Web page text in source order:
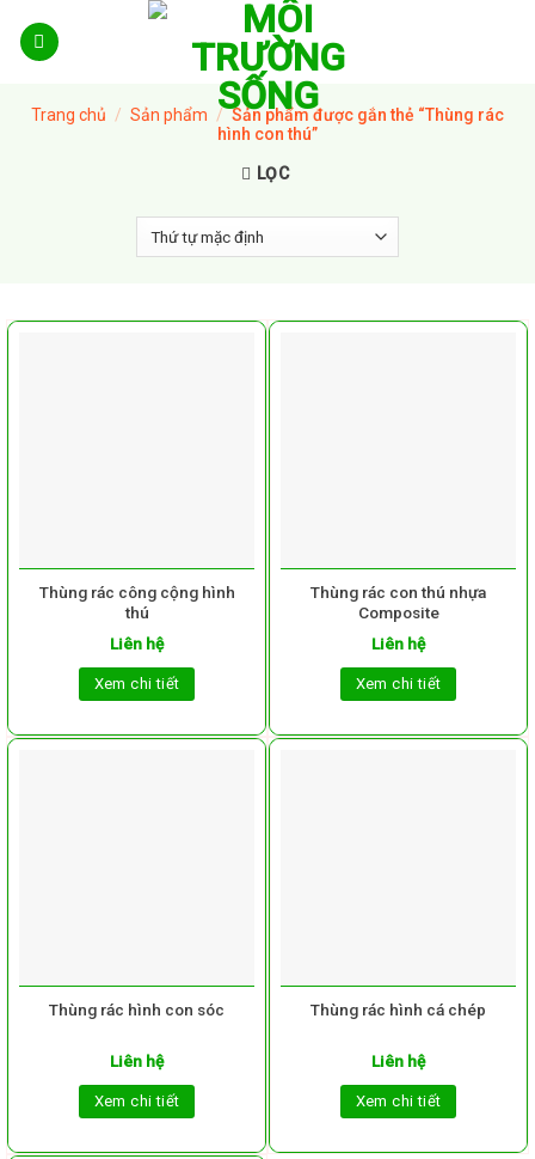
Trang chủ / Sản phẩm / Sản phẩm được gắn thẻ “Thùng rác
hình con thú”
LỌC
Thùng rác công cộng hình
thú
Liên hệ
Xem chi tiết
Thùng rác con thú nhựa
Composite
Liên hệ
Xem chi tiết
Thùng rác hình con sóc
Liên hệ
Xem chi tiết
Thùng rác hình cá chép
Liên hệ
Xem chi tiết